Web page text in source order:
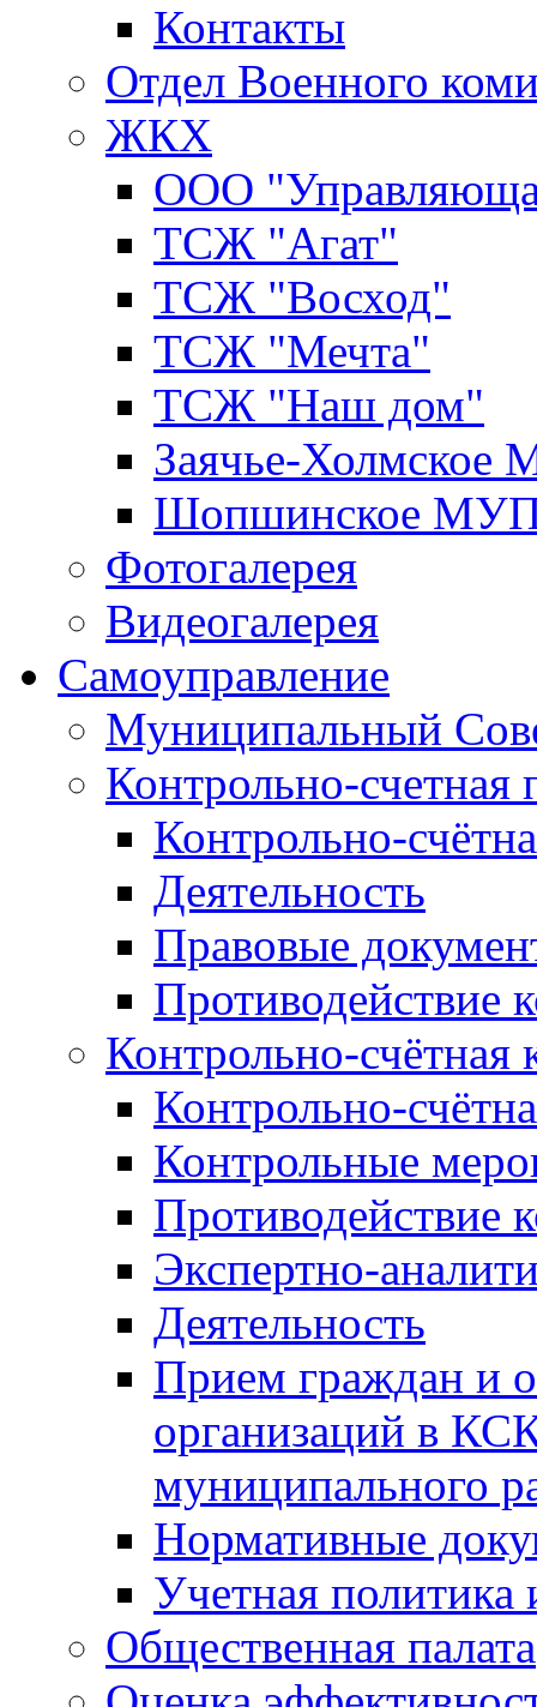
Контакты
Отдел Военного
ЖКХ
ООО
ТСЖ "Агат"
ТСЖ "Восход"
ТСЖ "Мечта"
ТСЖ "Наш дом"
Заячье-
Шопшинское
Фотогалерея
Видеогалерея
Самоуправление
Муниципальный
Контрольно-счетная
Контрольно-
Деятельность
Правовые
Противодействие
Контрольно-счётная
Контрольно-
Контрольные
Противодействие
Экспертно-
Деятельность
Прием граждан и
организаций в
муниципального
Нормативные
Учетная политика
Общественная палата